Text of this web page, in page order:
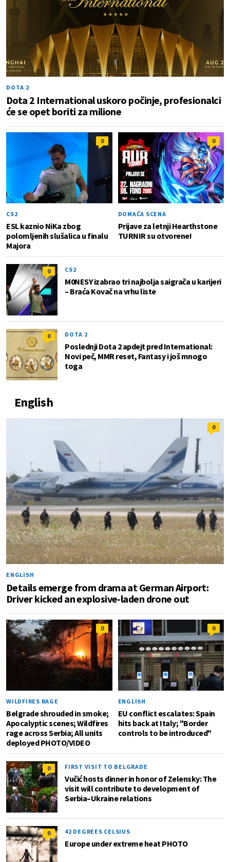
DOTA 2
Dota 2 International uskoro počinje, profesionalci
će se opet boriti za milione
0
CS2
ESL kaznio NiKa zbog
polomljenih slušalica u finalu
Majora
0
DOMAĆA SCENA
Prijave za letnji Hearthstone
TURNIR su otvorene!
0 CS2
M0NESY izabrao tri najbolja saigrača u karijeri
– Braća Kovač na vrhu liste
0 DOTA 2
Poslednji Dota 2 apdejt pred International:
Novi peč, MMR reset, Fantasy i još mnogo
toga
English
0
ENGLISH
Details emerge from drama at German Airport:
Driver kicked an explosive-laden drone out
0
WILDFIRES RAGE
Belgrade shrouded in smoke;
Apocalyptic scenes; Wildfires
rage across Serbia; All units
deployed PHOTO/VIDEO
0
ENGLISH
EU conflict escalates: Spain
hits back at Italy; "Border
controls to be introduced"
0 FIRST VISIT TO BELGRADE
Vučić hosts dinner in honor of Zelensky: The
visit will contribute to development of
Serbia–Ukraine relations
0 42 DEGREES CELSIUS
Europe under extreme heat PHOTO